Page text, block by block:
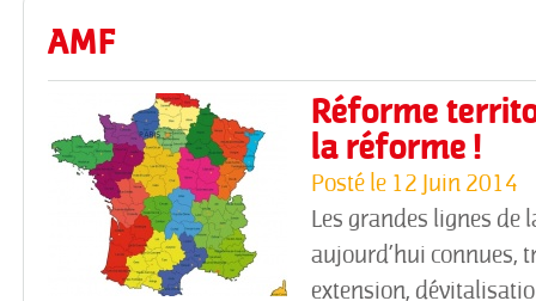
AMF
Réforme
la réforme !
Posté le 12 Juin 2014
Les grandes lignes
aujourd’hui connues,
extension,